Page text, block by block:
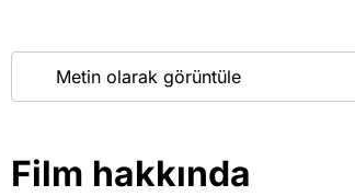
Metin olarak görüntüle
Film hakkında